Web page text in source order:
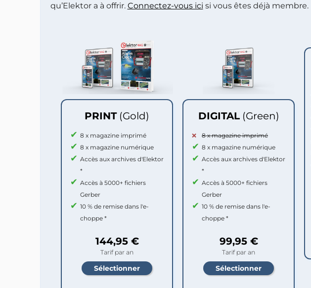
qu’Elektor a à offrir. Connectez-vous ici si vous êtes déjà membre.
PRINT (Gold)
8 x magazine imprimé
8 x magazine numérique
Accès aux archives d'Elektor
*
Accès à 5000+ fichiers
Gerber
10 % de remise dans l'e-
choppe *
144,95 €
Tarif par an
DIGITAL (Green)
8 x magazine imprimé
8 x magazine numérique
Accès aux archives d'Elektor
*
Accès à 5000+ fichiers
Gerber
10 % de remise dans l'e-
choppe *
99,95 €
Tarif par an